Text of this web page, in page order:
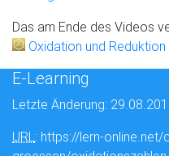
Das am Ende des Videos
Oxidation und
E-Learning
Letzte Änderung:
URL: https://lern-